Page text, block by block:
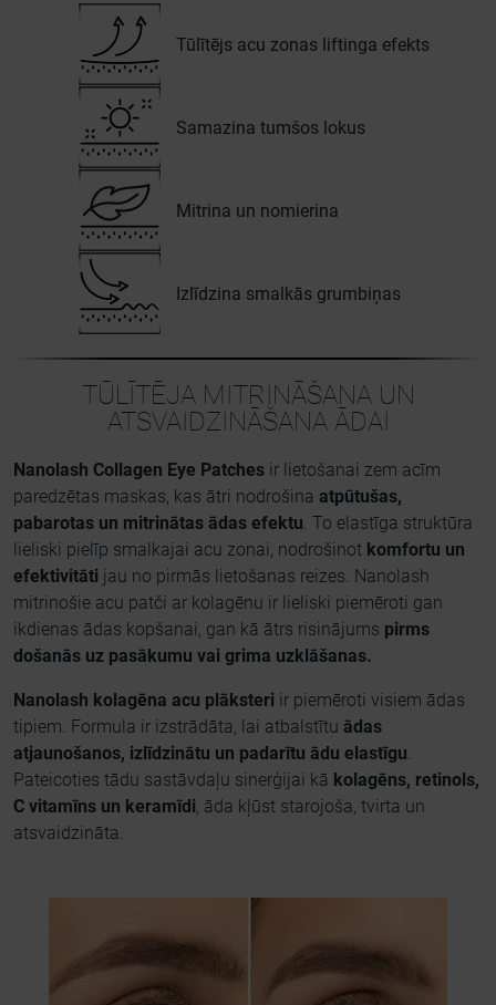
Tūlītējs acu zonas liftinga efekts
Samazina tumšos lokus
Mitrina un nomierina
Izlīdzina smalkās grumbiņas
TŪLĪTĒJA MITRINĀŠANA UN
ATSVAIDZINĀŠANA ĀDAI
Nanolash Collagen Eye Patches ir lietošanai zem acīm
paredzētas maskas, kas ātri nodrošina atpūtušas,
pabarotas un mitrinātas ādas efektu. To elastīga struktūra
lieliski pielīp smalkajai acu zonai, nodrošinot komfortu un
efektivitāti jau no pirmās lietošanas reizes. Nanolash
mitrinošie acu patči ar kolagēnu ir lieliski piemēroti gan
ikdienas ādas kopšanai, gan kā ātrs risinājums pirms
došanās uz pasākumu vai grima uzklāšanas.
Nanolash kolagēna acu plāksteri ir piemēroti visiem ādas
tipiem. Formula ir izstrādāta, lai atbalstītu ādas
atjaunošanos, izlīdzinātu un padarītu ādu elastīgu.
Pateicoties tādu sastāvdaļu sinerģijai kā kolagēns, retinols,
C vitamīns un keramīdi, āda kļūst starojoša, tvirta un
atsvaidzināta.